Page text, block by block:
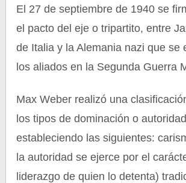
El 27 de septiembre de 1940 se
el pacto del eje o tripartito, entre
de Italia y la Alemania nazi que se
los aliados en la Segunda Guerra
Max Weber realizó una
los tipos de dominación o
estableciendo las siguientes:
la autoridad se ejerce por el
liderazgo de quien lo detenta)